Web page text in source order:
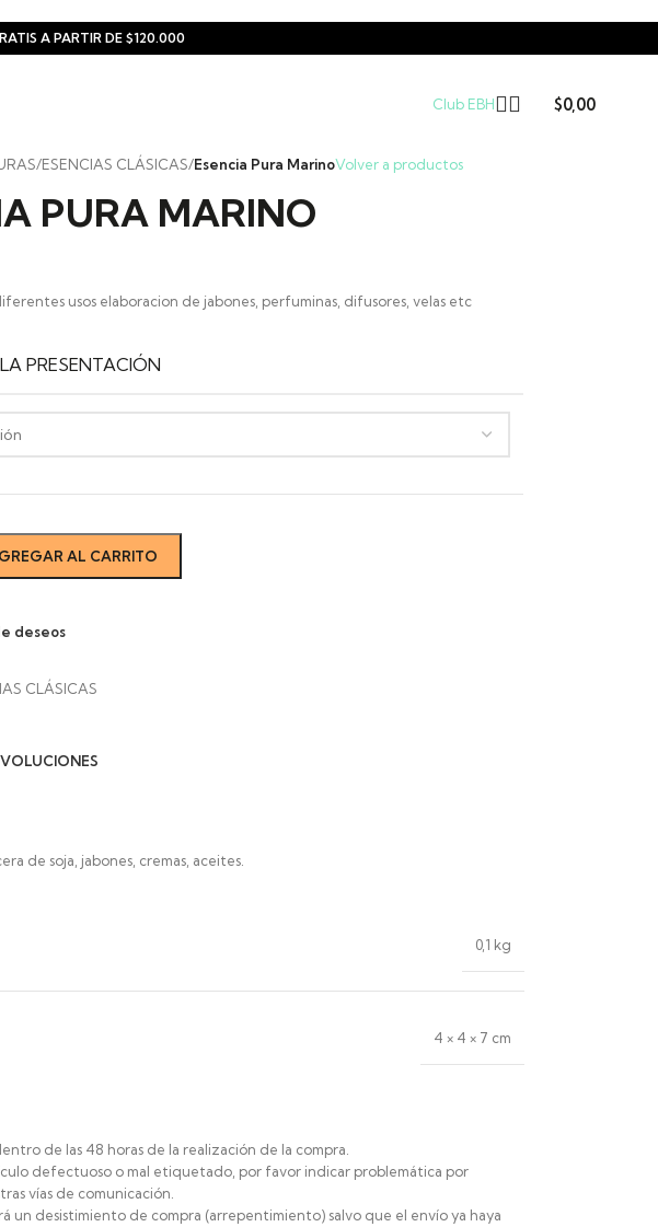
A PARTIR DE $120.000
Club EBH $0,00
/ESENCIAS CLÁSICAS/Esencia Pura MarinoVolver a productos
PURA MARINO
usos elaboracion de jabones, perfuminas, difusores, velas etc
PRESENTACIÓN
AL CARRITO
deseos
CLÁSICAS
de soja, jabones, cremas, aceites.
0,1 kg
4 × 4 × 7 cm
de las 48 horas de la realización de la compra.
defectuoso o mal etiquetado, por favor indicar problemática por
vías de comunicación.
un desistimiento de compra (arrepentimiento) salvo que el envío ya haya